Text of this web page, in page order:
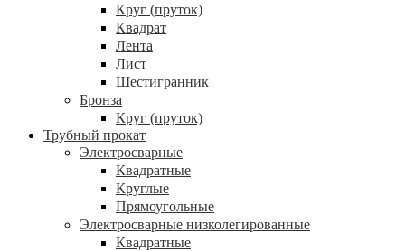
Круг (пруток)
Квадрат
Лента
Лист
Шестигранник
Бронза
Круг (пруток)
Трубный прокат
Электросварные
Квадратные
Круглые
Прямоугольные
Электросварные низколегированные
Квадратные